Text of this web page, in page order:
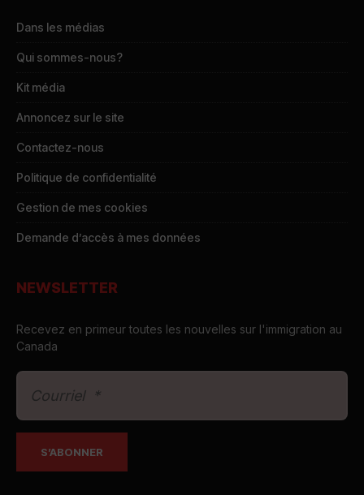
Dans les médias
Qui sommes-nous?
Kit média
Annoncez sur le site
Contactez-nous
Politique de confidentialité
Gestion de mes cookies
Demande d’accès à mes données
NEWSLETTER
Recevez en primeur toutes les nouvelles sur l'immigration au
Canada